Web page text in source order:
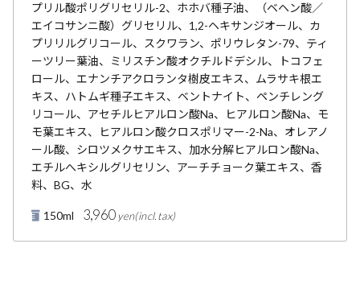
プリル酸ポリグリセリル-2、ホホバ種子油、（ベヘン酸／
エイコサンニ酸）グリセリル、1,2-ヘキサンジオール、カ
プリリルグリコール、スクワラン、ポリウレタン-79、ティ
ーツリー葉油、ミリスチン酸オクチルドデシル、トコフェ
ロール、エナンチアクロランタ樹皮エキス、ムラサキ根エ
キス、ハトムギ種子エキス、ベントナイト、ペンチレング
リコール、アセチルヒアルロン酸Na、ヒアルロン酸Na、モ
モ葉エキス、ヒアルロン酸クロスポリマー-2-Na、オレアノ
ール酸、シロツメクサエキス、加水分解ヒアルロン酸Na、
エチルへキシルグリセリン、アーチチョーク葉エキス、香
料、BG、水
150ml 3,960